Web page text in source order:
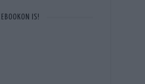
IS!